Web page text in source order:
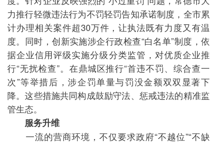
力推行轻微违法行为不罚轻罚告知承诺制度，全市累
计办理相关案件超30万件，让执法既有力度又有温
度。同时，创新实施涉企行政检查“白名单”制度，依
据企业信用评级实施分级分类监管，对优质企业推
行“无扰检查”。在鼎城区推行“首违不罚、综合查一
次”等举措后，涉企罚单量与罚没金额双双显著下
降。这些措施共同构成鼓励守法、惩戒违法的精准监
管生态。
服务升维
一流的营商环境，不仅要求政府“不越位”“不缺